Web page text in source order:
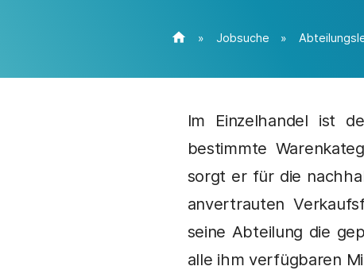
home » Jobsuche »
Im Einzelhandel ist
bestimmte
sorgt er für die
anvertrauten
seine Abteilung die
alle ihm verfügbaren